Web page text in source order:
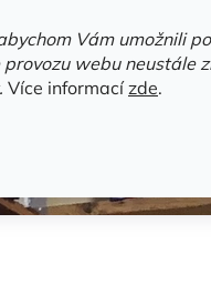
Vám umožnili
webu neustále
Více informacízde.